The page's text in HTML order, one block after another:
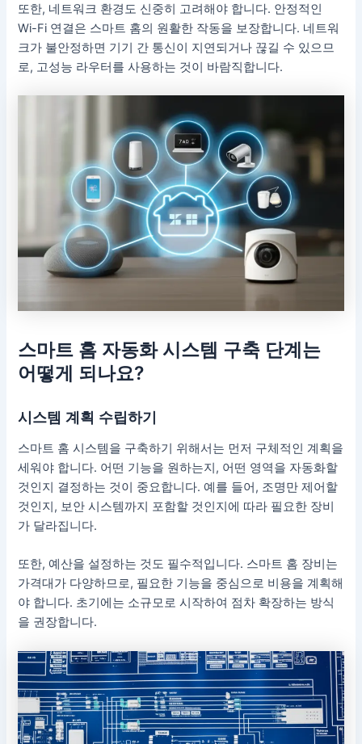
또한, 네트워크 환경도 신중히 고려해야 합니다. 안정적인
Wi-Fi 연결은 스마트 홈의 원활한 작동을 보장합니다. 네트워
크가 불안정하면 기기 간 통신이 지연되거나 끊길 수 있으므
로, 고성능 라우터를 사용하는 것이 바람직합니다.
스마트 홈 자동화 시스템 구축 단계는
어떻게 되나요?
시스템 계획 수립하기
스마트 홈 시스템을 구축하기 위해서는 먼저 구체적인 계획을
세워야 합니다. 어떤 기능을 원하는지, 어떤 영역을 자동화할
것인지 결정하는 것이 중요합니다. 예를 들어, 조명만 제어할
것인지, 보안 시스템까지 포함할 것인지에 따라 필요한 장비
가 달라집니다.
또한, 예산을 설정하는 것도 필수적입니다. 스마트 홈 장비는
가격대가 다양하므로, 필요한 기능을 중심으로 비용을 계획해
야 합니다. 초기에는 소규모로 시작하여 점차 확장하는 방식
을 권장합니다.